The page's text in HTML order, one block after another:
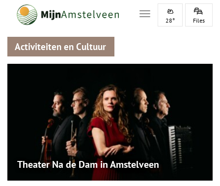
Toggle navigation
28° Files
Activiteiten en Cultuur
Theater Na de Dam in Amstelveen